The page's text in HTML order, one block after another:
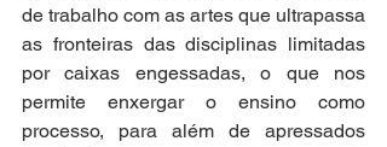
de trabalho com as artes que ultrapassa
as fronteiras das disciplinas limitadas
por caixas engessadas, o que nos
permite enxergar o ensino como
processo, para além de apressados